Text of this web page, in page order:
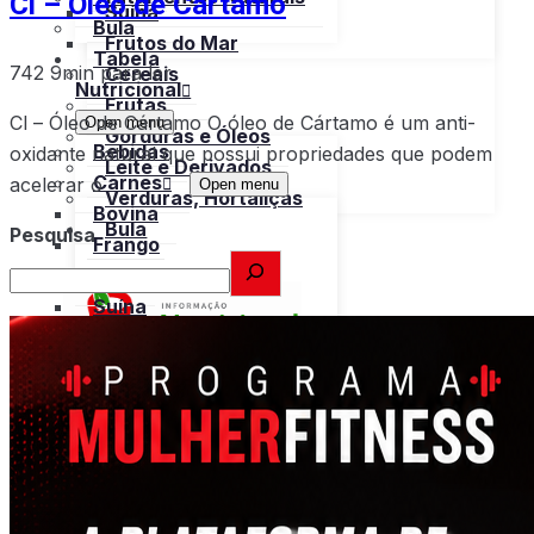
Suína
Frutos do Mar
Cereais
Frutas
Gorduras e Óleos
Leite e Derivados
Verduras, Hortaliças
Bula
Bula
Tabela
Nutricional
Open menu
Bebidas
Carnes
Open menu
Bovina
Frango
Peru
Suína
Cereais
Frutas
Gorduras e Óleos
Leite e Derivados
Bula
742 9min para ler
Cl – Óleo de Cártamo O óleo de Cártamo é um anti-
oxidante natural que possui propriedades que podem
acelerar o
Pesquisa